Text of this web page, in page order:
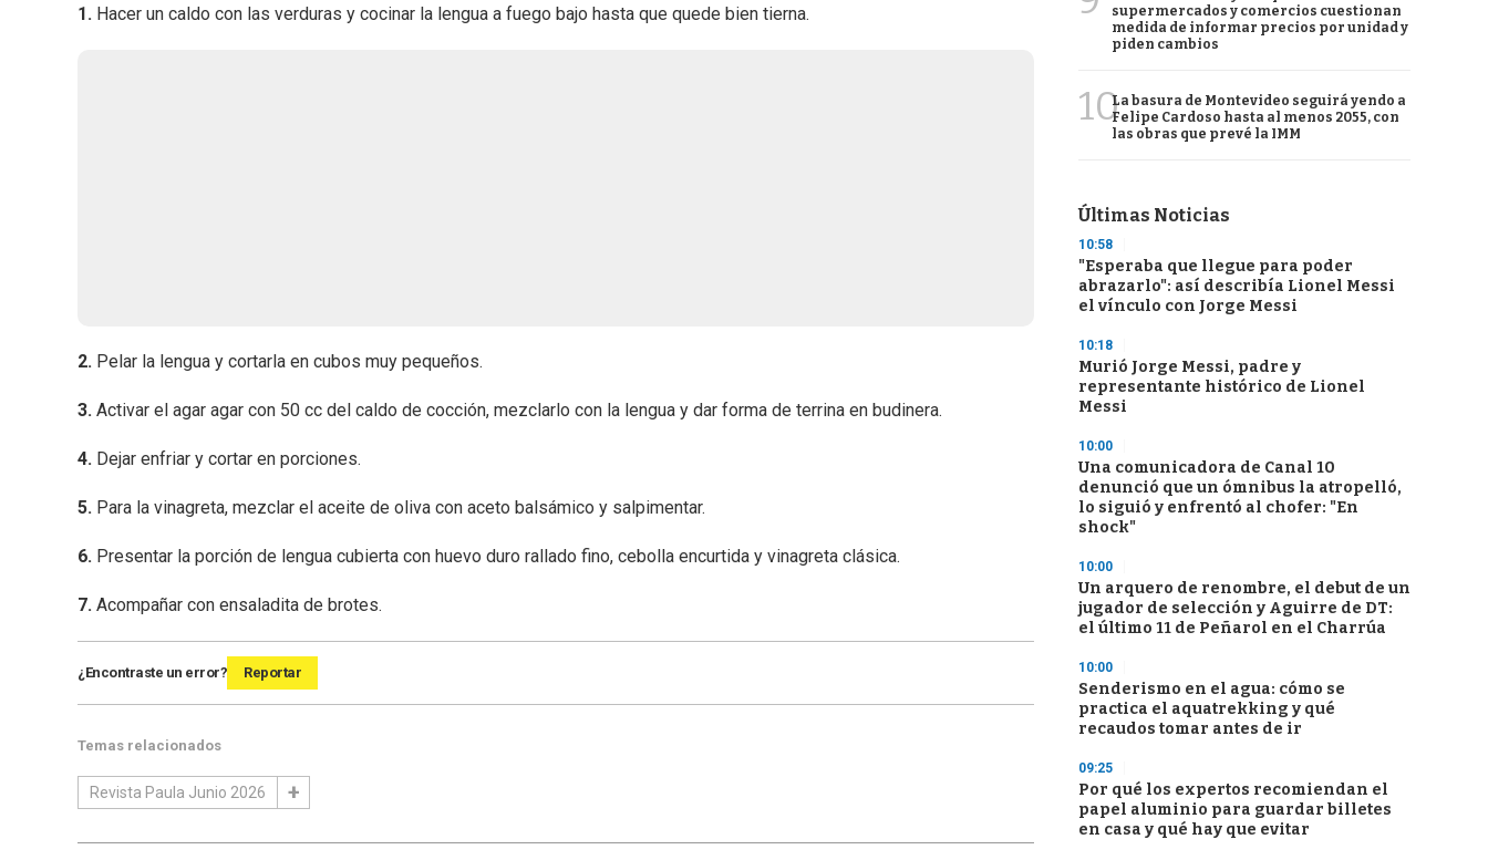
1. Hacer un caldo con las verduras y cocinar la lengua a fuego bajo hasta que quede bien tierna.
2. Pelar la lengua y cortarla en cubos muy pequeños.
3. Activar el agar agar con 50 cc del caldo de cocción, mezclarlo con la lengua y dar forma de terrina en budinera.
4. Dejar enfriar y cortar en porciones.
5. Para la vinagreta, mezclar el aceite de oliva con aceto balsámico y salpimentar.
6. Presentar la porción de lengua cubierta con huevo duro rallado fino, cebolla encurtida y vinagreta clásica.
7. Acompañar con ensaladita de brotes.
¿Encontraste un error? Reportar
Temas relacionados
Revista Paula Junio 2026
supermercados y comercios cuestionan
medida de informar precios por unidad y
piden cambios
10La basura de Montevideo seguirá yendo a
Felipe Cardoso hasta al menos 2055, con
las obras que prevé la IMM
Últimas Noticias
10:58
"Esperaba que llegue para poder
abrazarlo": así describía Lionel Messi
el vínculo con Jorge Messi
10:18
Murió Jorge Messi, padre y
representante histórico de Lionel
Messi
10:00
Una comunicadora de Canal 10
denunció que un ómnibus la atropelló,
lo siguió y enfrentó al chofer: "En
shock"
10:00
Un arquero de renombre, el debut de un
jugador de selección y Aguirre de DT:
el último 11 de Peñarol en el Charrúa
10:00
Senderismo en el agua: cómo se
practica el aquatrekking y qué
recaudos tomar antes de ir
09:25
Por qué los expertos recomiendan el
papel aluminio para guardar billetes
en casa y qué hay que evitar